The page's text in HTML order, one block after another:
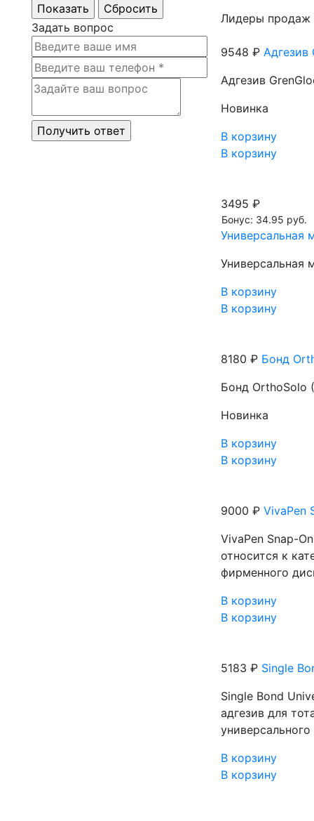
Задать вопрос
Лидеры продаж
9548 ₽ Адгезив
Адгезив
Новинка
В корзину
В корзину
3495 ₽
Бонус: 34.95 руб.
Универсальная
Универсальная
В корзину
В корзину
8180 ₽ Бонд
Бонд OrthoSolo
Новинка
В корзину
В корзину
9000 ₽ VivaPen
VivaPen Snap-
относится к
фирменного
В корзину
В корзину
5183 ₽ Single
Single Bond
адгезив для
В корзину
В корзину